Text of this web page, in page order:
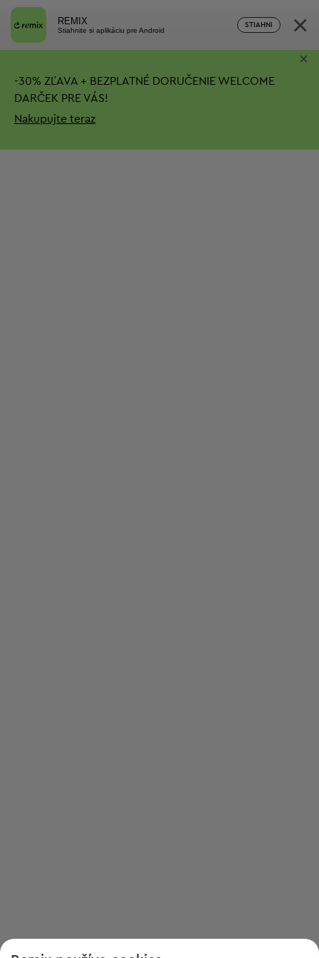
REMIX
Stiahnite si aplikáciu pre Android
STIAHNI ×
-30% ZĽAVA + BEZPLATNÉ DORUČENIE WELCOME
DARČEK PRE VÁS!
Nakupujte teraz
×